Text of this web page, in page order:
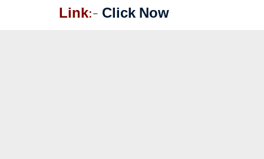
Link:– Click Now